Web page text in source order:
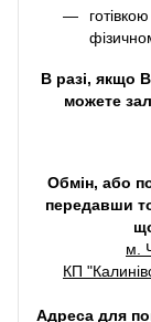
В разі, якщо
можете
Обмін, або
передавши
м.
КП
Адреса для